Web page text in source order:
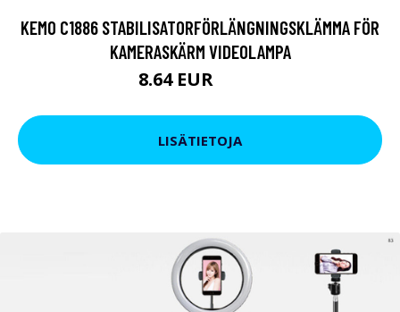
KEMO C1886 STABILISATORFÖRLÄNGNINGSKLÄMMA FÖR
KAMERASKÄRM VIDEOLAMPA
8.64 EUR
LISÄTIETOJA